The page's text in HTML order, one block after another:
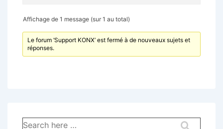
Affichage de 1 message (sur 1 au total)
Le forum ‘Support KONX’ est fermé à de nouveaux sujets et
réponses.
Recherche